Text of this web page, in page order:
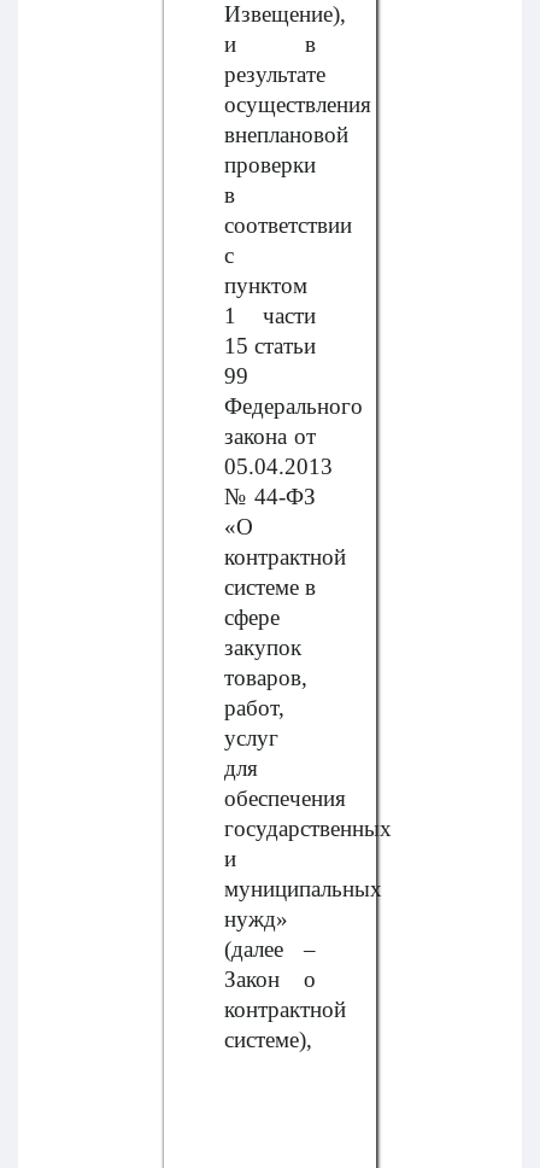
Извещение),
и в
результате
осуществления
внеплановой
проверки
в
соответствии
с
пунктом
1 части
15 статьи
99
Федерального
закона от
05.04.2013
№ 44-ФЗ
«О
контрактной
системе в
сфере
закупок
товаров,
работ,
услуг
для
обеспечения
государственных
и
муниципальных
нужд»
(далее –
Закон о
контрактной
системе),